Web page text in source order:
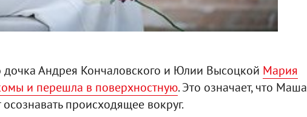
дочка Андрея Кончаловского и Юлии Высоцкой Мария
и перешла в поверхностную. Это означает, что Маша
происходящее вокруг.